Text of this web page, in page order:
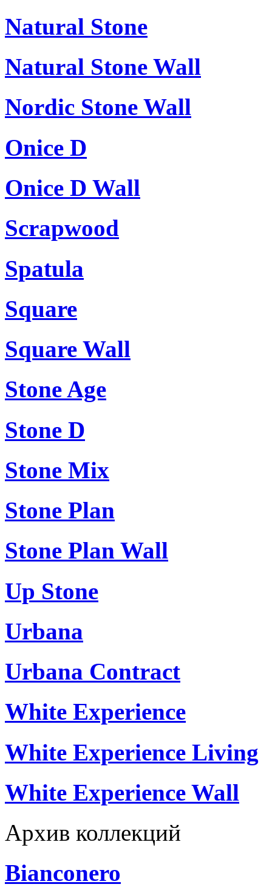
Natural Stone
Natural Stone Wall
Nordic Stone Wall
Onice D
Onice D Wall
Scrapwood
Spatula
Square
Square Wall
Stone Age
Stone D
Stone Mix
Stone Plan
Stone Plan Wall
Up Stone
Urbana
Urbana Contract
White Experience
White Experience Living
White Experience Wall
Архив коллекций
Bianconero